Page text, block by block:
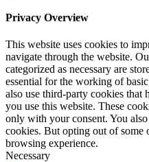
Privacy Overview
This website uses cookies to
navigate through the website.
categorized as necessary are
essential for the working of
also use third-party cookies that
you use this website. These
only with your consent. You
cookies. But opting out of some
browsing experience.
Necessary